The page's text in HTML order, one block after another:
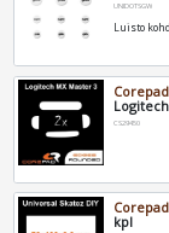
UNIDOTSGW
Luisto
Corepad
CS29450
Corepad
kpl